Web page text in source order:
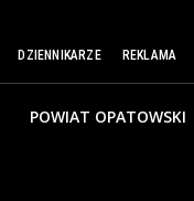
DZIENNIKARZE REKLAMA
POWIAT OPATOWSKI